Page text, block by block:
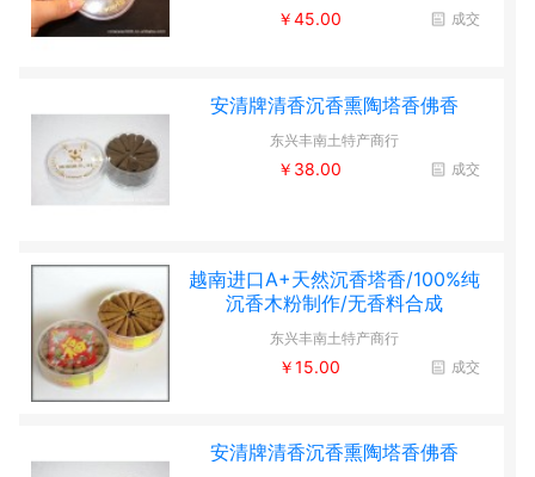
成交
￥45.00
安清牌清香沉香熏陶塔香佛香
东兴丰南土特产商行
成交
￥38.00
越南进口A+天然沉香塔香/100%纯
沉香木粉制作/无香料合成
东兴丰南土特产商行
成交
￥15.00
安清牌清香沉香熏陶塔香佛香